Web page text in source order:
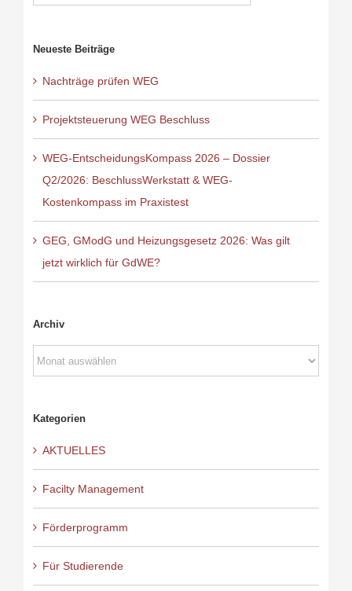
Neueste Beiträge
Nachträge prüfen WEG
Projektsteuerung WEG Beschluss
WEG-EntscheidungsKompass 2026 – Dossier
Q2/2026: BeschlussWerkstatt & WEG-
Kostenkompass im Praxistest
GEG, GModG und Heizungsgesetz 2026: Was gilt
jetzt wirklich für GdWE?
Archiv
Archiv
Kategorien
AKTUELLES
Facilty Management
Förderprogramm
Für Studierende